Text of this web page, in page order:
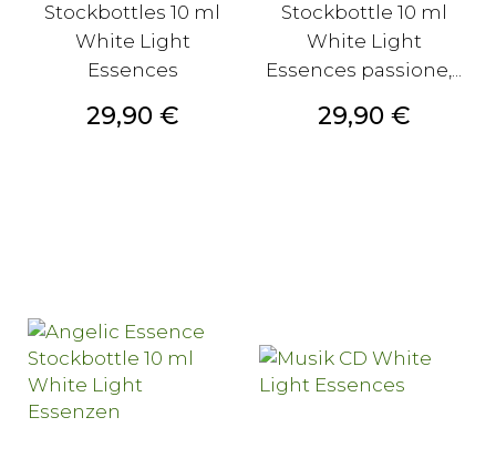
Stockbottles 10 ml
White Light
Essences
Prezzo
29,90 €
Stockbottle 10 ml
White Light
Essences passione,...
Prezzo
29,90 €